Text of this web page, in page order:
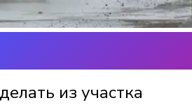
из участка